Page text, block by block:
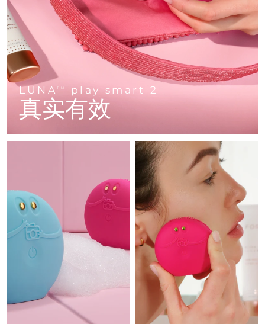
LUNATM play smart 2
真实有效
Concentrated acne gel
ESPADA™ 设备
All acne treatment devices
Advanced eye care treatment
眼部护理设备
All revitalizing eye massagers
KIWI™
Blackhead remover
KIWI™ 皮肤护理
Advanced pore care essentials
FLIP™ play advanced
LED light hairbrush
LUNA™ Dual-Peptide Scalp
For healthy hair
issa™ Teeth Whitening Set
Dual LED + sonic device & 18% PAP gel
issa™ Teeth Whitening Gel
18% PAP
更多的
护肤品 男士
FOREO APP
关于我们
爱尔兰 预计送达日期8/10/26
马恩岛
以色列 预计送达日期8/14/26
意大利
日本 预计送达日期8/13/26
预计送达日期 8/15/26
哈萨克斯坦 8/12/26
科威特 预计送达日期 8/10/26
拉脱维亚 预计送达日期 8/10/26
预计送达日期 8/11/26
立陶宛 预计送达日期 8/10/26